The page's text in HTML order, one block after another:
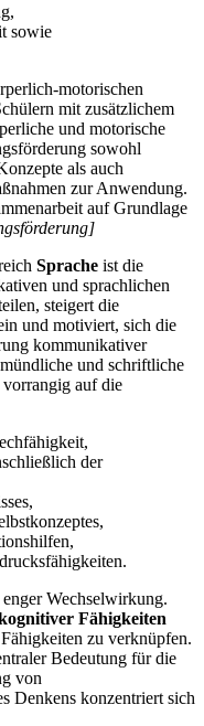
sowie
motorischen
mit zusätzlichem
und motorische
sowohl
als auch
zur Anwendung.
auf Grundlage
Sprache ist die
und sprachlichen
steigert die
und motiviert, sich die
kommunikativer
und schriftliche
auf die
der
Wechselwirkung.
Fähigkeiten
zu verknüpfen.
Bedeutung für die
von
Denkens konzentriert sich